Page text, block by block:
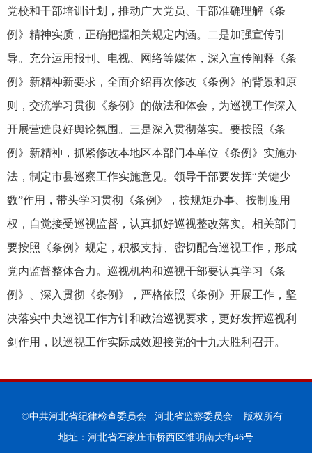
党校和干部培训计划，推动广大党员、干部准确理解《条
例》精神实质，正确把握相关规定内涵。二是加强宣传引
导。充分运用报刊、电视、网络等媒体，深入宣传阐释《条
例》新精神新要求，全面介绍再次修改《条例》的背景和原
则，交流学习贯彻《条例》的做法和体会，为巡视工作深入
开展营造良好舆论氛围。三是深入贯彻落实。要按照《条
例》新精神，抓紧修改本地区本部门本单位《条例》实施办
法，制定市县巡察工作实施意见。领导干部要发挥“关键少
数”作用，带头学习贯彻《条例》，按规矩办事、按制度用
权，自觉接受巡视监督，认真抓好巡视整改落实。相关部门
要按照《条例》规定，积极支持、密切配合巡视工作，形成
党内监督整体合力。巡视机构和巡视干部要认真学习《条
例》、深入贯彻《条例》，严格依照《条例》开展工作，坚
决落实中央巡视工作方针和政治巡视要求，更好发挥巡视利
剑作用，以巡视工作实际成效迎接党的十九大胜利召开。
©中共河北省纪律检查委员会 河北省监察委员会 版权所有
地址：河北省石家庄市桥西区维明南大街46号